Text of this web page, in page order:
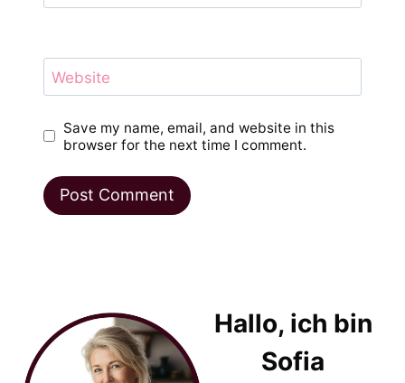
Website
Save my name, email, and website in this
browser for the next time I comment.
Hallo, ich bin
Sofia